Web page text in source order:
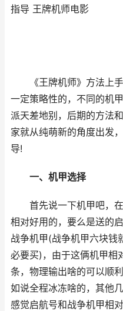
指导 王牌机师电影
《王牌机师》方法上手
一定策略性的，不同的机
派天差地别，后期的方法
家就从纯萌新的角度出发
导!
一、机甲选择
首先说一下机甲吧，在
相对好用的，要么是送的
战争机甲(战争机甲六块
必要买)，由于这俩机甲相
条，物理输出啥的可以顺
如说全程冰冻啥的，其他
感觉启航号和战争机甲相对